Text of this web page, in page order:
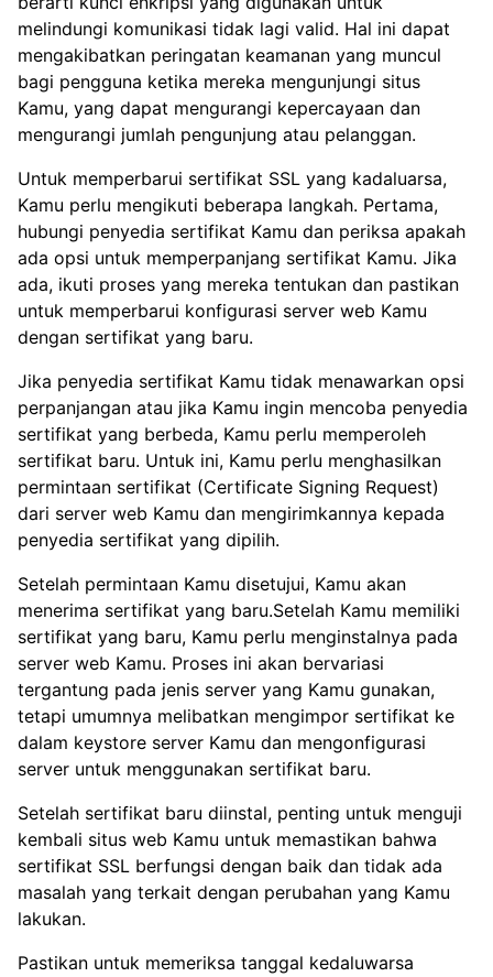
melindungi komunikasi tidak lagi valid. Hal ini dapat
mengakibatkan peringatan keamanan yang muncul
bagi pengguna ketika mereka mengunjungi situs
Kamu, yang dapat mengurangi kepercayaan dan
mengurangi jumlah pengunjung atau pelanggan.
Untuk memperbarui sertifikat SSL yang kadaluarsa,
Kamu perlu mengikuti beberapa langkah. Pertama,
hubungi penyedia sertifikat Kamu dan periksa apakah
ada opsi untuk memperpanjang sertifikat Kamu. Jika
ada, ikuti proses yang mereka tentukan dan pastikan
untuk memperbarui konfigurasi server web Kamu
dengan sertifikat yang baru.
Jika penyedia sertifikat Kamu tidak menawarkan opsi
perpanjangan atau jika Kamu ingin mencoba penyedia
sertifikat yang berbeda, Kamu perlu memperoleh
sertifikat baru. Untuk ini, Kamu perlu menghasilkan
permintaan sertifikat (Certificate Signing Request)
dari server web Kamu dan mengirimkannya kepada
penyedia sertifikat yang dipilih.
Setelah permintaan Kamu disetujui, Kamu akan
menerima sertifikat yang baru.Setelah Kamu memiliki
sertifikat yang baru, Kamu perlu menginstalnya pada
server web Kamu. Proses ini akan bervariasi
tergantung pada jenis server yang Kamu gunakan,
tetapi umumnya melibatkan mengimpor sertifikat ke
dalam keystore server Kamu dan mengonfigurasi
server untuk menggunakan sertifikat baru.
Setelah sertifikat baru diinstal, penting untuk menguji
kembali situs web Kamu untuk memastikan bahwa
sertifikat SSL berfungsi dengan baik dan tidak ada
masalah yang terkait dengan perubahan yang Kamu
lakukan.
Pastikan untuk memeriksa tanggal kedaluwarsa